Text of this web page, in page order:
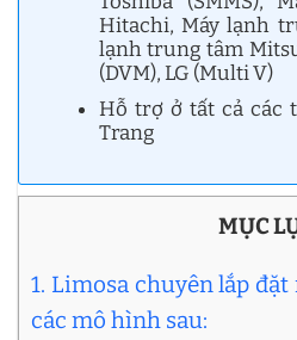
Hitachi, Máy lạnh
lạnh trung tâm
(DVM), LG (Multi V)
Hỗ trợ ở tất cả các
Trang
MỤC
1. Limosa chuyên lắp
các mô hình sau: